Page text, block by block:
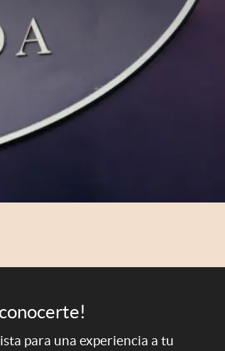
para una experiencia a tu